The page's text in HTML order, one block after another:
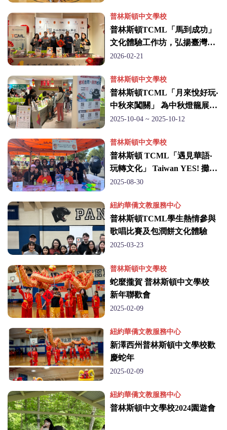
會
普林斯頓中文學校
普林斯頓TCML「馬到成功」
文化體驗工作坊，弘揚臺灣華
語文化
2026-02-21
普林斯頓中文學校
普林斯頓TCML「月來悅好玩‧
中秋來闖關」 為中秋燈籠展增
添光彩
2025-10-04 ~ 2025-10-12
普林斯頓中文學校
普林斯頓 TCML「遇見華語‧
玩轉文化」 Taiwan YES! 攤位
人氣旺
2025-08-30
紐約華僑文教服務中心
普林斯頓TCML學生熱情參與
歌唱比賽及包潤餅文化體驗
2025-03-23
普林斯頓中文學校
蛇麼攏賀 普林斯頓中文學校
新年聯歡會
2025-02-09
紐約華僑文教服務中心
新澤西州普林斯頓中文學校歡
慶蛇年
2025-02-09
紐約華僑文教服務中心
普林斯頓中文學校2024園遊會